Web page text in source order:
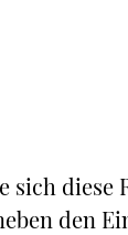
sich diese
den